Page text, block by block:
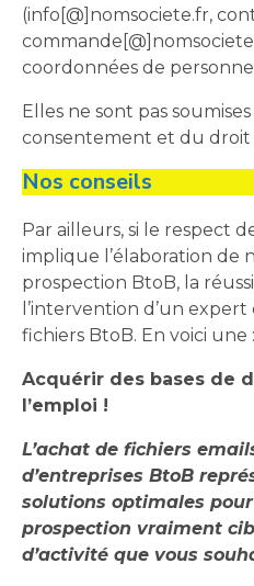
(info[@]nomsociete.fr,
coordonnées de
Elles ne sont pas
consentement et du droit
Nos conseils
Par ailleurs, si le respect
implique l’élaboration de
prospection BtoB, la
l’intervention d’un
fichiers BtoB. En voici une :
Acquérir des bases de
l’emploi !
L’achat de fichiers
d’entreprises BtoB
solutions optimales
prospection vraiment
d’activité que vous